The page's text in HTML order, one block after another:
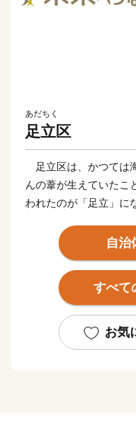
あだちく
足立区
足立区は、かつては
んの葦が生えていたこ
われたのが「足立」に
街道第一の宿場として
の「『奥の細道』旅立
でした。明治以降は、
り、鉄道の開通ととも
どの下町情緒を残す一
や女性に人気の店や、
自治
すべて
お気